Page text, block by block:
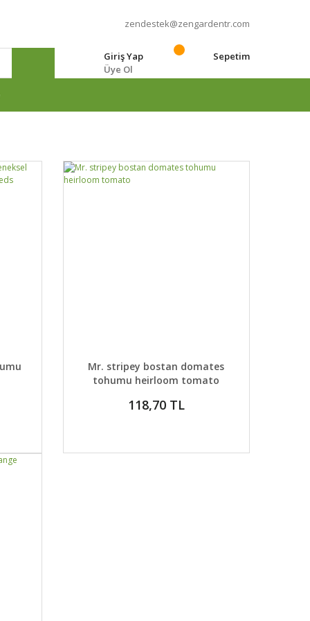
zendestek@zengardentr.com
Giriş Yap
Üye Ol
Sepetim
DETAYLAR SEPETE EKLE
Mr. stripey bostan domates
tohumu heirloom tomato
118,70 TL